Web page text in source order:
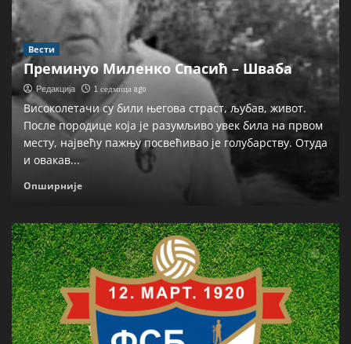
Вести
Преминуо Миленко Спасић – Шваба
Редакција 1 седмица ago
Високолетачи су били његова страст, љубав, живот.
После породице која је разумљиво увек била на првом
месту, највећу пажњу посвећивао је голубарству. Отуда
и овакав...
Опширније